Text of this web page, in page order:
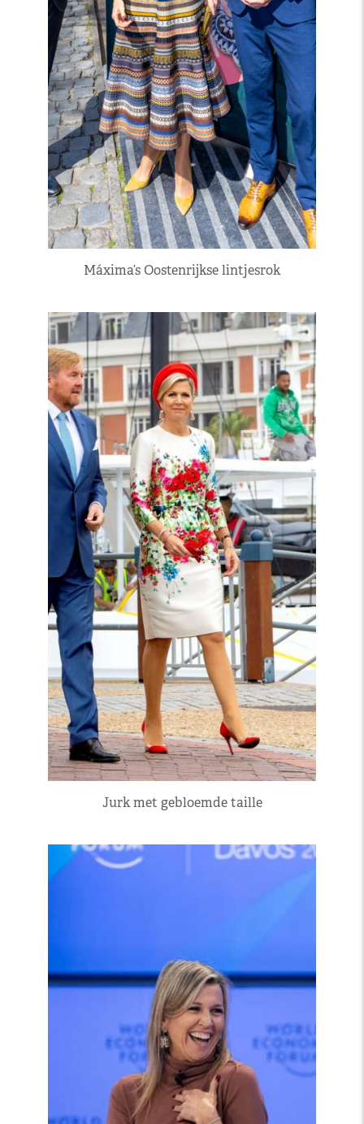
Máxima’s Oostenrijkse lintjesrok
Jurk met gebloemde taille